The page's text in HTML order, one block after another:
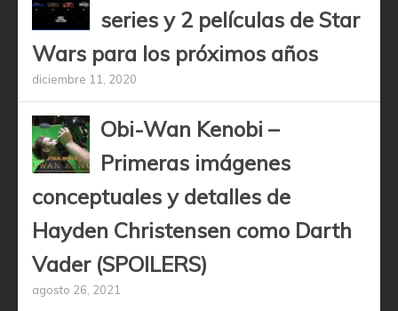
series y 2 películas de Star
Wars para los próximos años
diciembre 11, 2020
Obi-Wan Kenobi –
Primeras imágenes
conceptuales y detalles de
Hayden Christensen como Darth
Vader (SPOILERS)
agosto 26, 2021